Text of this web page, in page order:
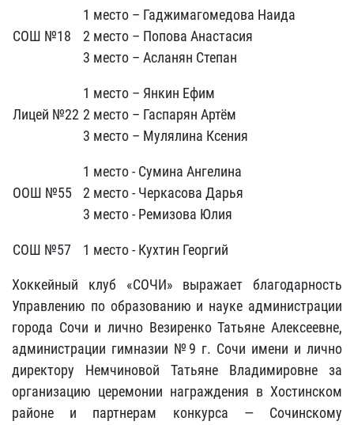
СОШ №18
1 место – Гаджимагомедова Наида
2 место – Попова Анастасия
3 место – Асланян Степан
Лицей №22
1 место – Янкин Ефим
2 место – Гаспарян Артём
3 место – Мулялина Ксения
ООШ №55
1 место - Сумина Ангелина
2 место - Черкасова Дарья
3 место - Ремизова Юлия
СОШ №57 1 место - Кухтин Георгий
Хоккейный клуб «СОЧИ» выражает благодарность
Управлению по образованию и науке администрации
города Сочи и лично Везиренко Татьяне Алексеевне,
администрации гимназии №9 г. Сочи имени и лично
директору Немчиновой Татьяне Владимировне за
организацию церемонии награждения в Хостинском
районе и партнерам конкурса — Сочинскому